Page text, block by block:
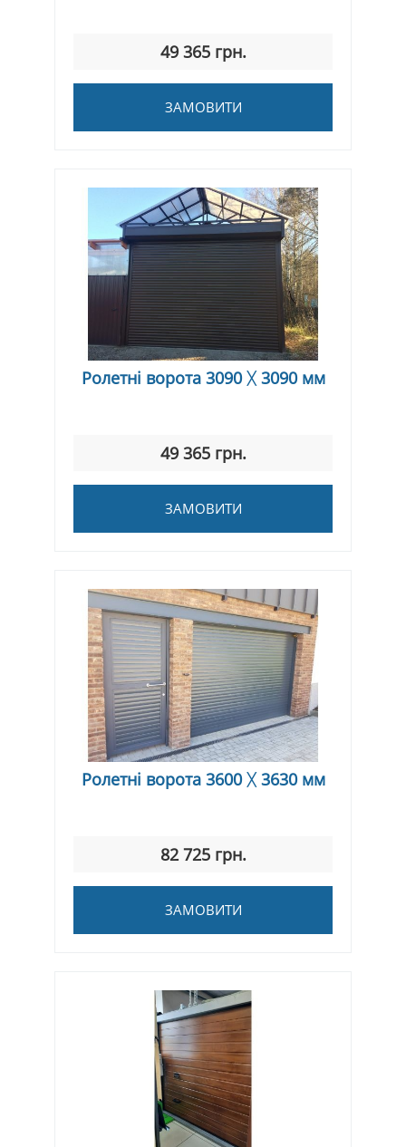
49 365 грн.
ЗАМОВИТИ
Ролетні ворота 3090 ᚷ 3090 мм
49 365 грн.
ЗАМОВИТИ
Ролетні ворота 3600 ᚷ 3630 мм
82 725 грн.
ЗАМОВИТИ